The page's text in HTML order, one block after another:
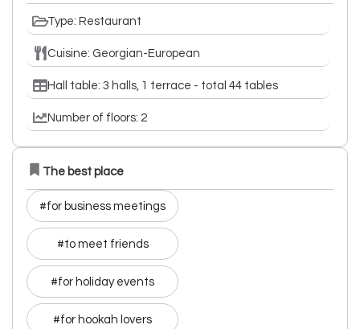
Type: Restaurant
Cuisine: Georgian-European
Hall table: 3 halls, 1 terrace - total 44 tables
Number of floors: 2
The best place
#for business meetings
#to meet friends
#for holiday events
#for hookah lovers